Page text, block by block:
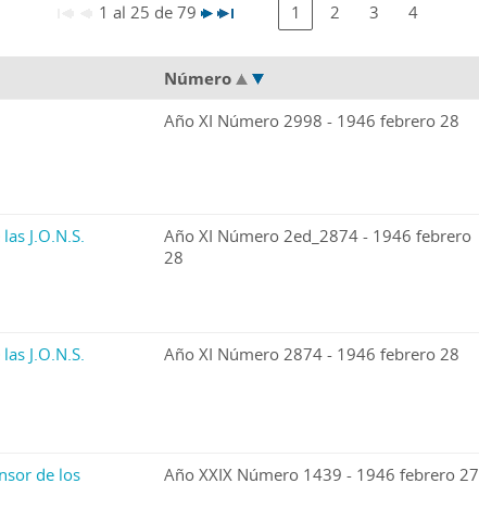
1 al 25 de 79 1 2 3 4
Número
Año XI Número 2998 - 1946 febrero 28
J.O.N.S.
Año XI Número 2ed_2874 - 1946 febrero
28
J.O.N.S.
Año XI Número 2874 - 1946 febrero 28
de los
Año XXIX Número 1439 - 1946 febrero 27